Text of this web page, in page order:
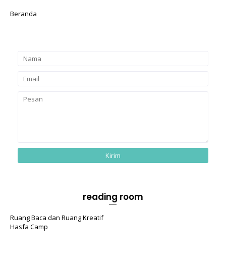
Beranda
reading room
Ruang Baca dan Ruang Kreatif
Hasfa Camp